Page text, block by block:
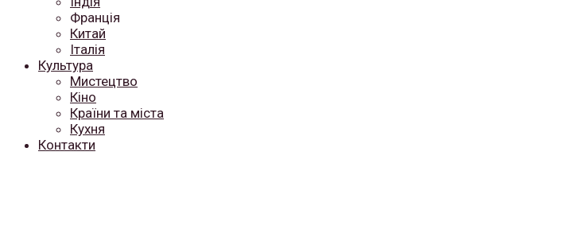
Франція
Китай
Італія
Культура
Мистецтво
Кіно
Країни та міста
Кухня
Контакти